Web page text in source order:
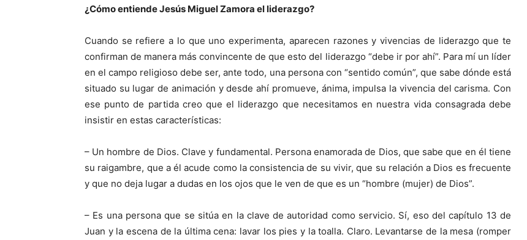
¿Cómo entiende Jesús Miguel Zamora el liderazgo?
Cuando se refiere a lo que uno experimenta, aparecen razones y vivencias de liderazgo que te
confirman de manera más convincente de que esto del liderazgo “debe ir por ahí”. Para mí un líder
en el campo religioso debe ser, ante todo, una persona con “sentido común”, que sabe dónde está
situado su lugar de animación y desde ahí promueve, ánima, impulsa la vivencia del carisma. Con
ese punto de partida creo que el liderazgo que necesitamos en nuestra vida consagrada debe
insistir en estas características:
– Un hombre de Dios. Clave y fundamental. Persona enamorada de Dios, que sabe que en él tiene
su raigambre, que a él acude como la consistencia de su vivir, que su relación a Dios es frecuente
y que no deja lugar a dudas en los ojos que le ven de que es un “hombre (mujer) de Dios”.
– Es una persona que se sitúa en la clave de autoridad como servicio. Sí, eso del capítulo 13 de
Juan y la escena de la última cena: lavar los pies y la toalla. Claro. Levantarse de la mesa (romper